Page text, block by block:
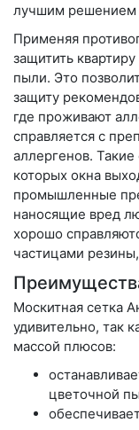
лучшим решением
Применяя
защитить
пыли. Это
защиту
где проживают
справляется с
аллергенов.
которых окна
промышленные
наносящие вред
хорошо
частицами
Москитная сетка
удивительно, так
массой плюсов:
цветочной